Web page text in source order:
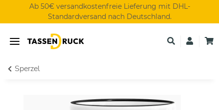
Ab 50€ versandkostenfreie Lieferung mit DHL-
Standardversand nach Deutschland.
Sperzel